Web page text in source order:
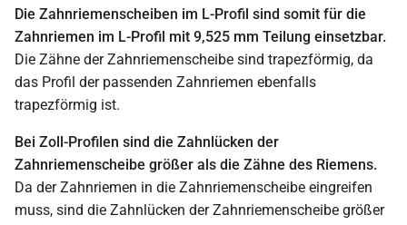
Die Zahnriemenscheiben im L-Profil sind somit für die
Zahnriemen im L-Profil mit 9,525 mm Teilung einsetzbar.
Die Zähne der Zahnriemenscheibe sind trapezförmig, da
das Profil der passenden Zahnriemen ebenfalls
trapezförmig ist.
Bei Zoll-Profilen sind die Zahnlücken der
Zahnriemenscheibe größer als die Zähne des Riemens.
Da der Zahnriemen in die Zahnriemenscheibe eingreifen
muss, sind die Zahnlücken der Zahnriemenscheibe größer